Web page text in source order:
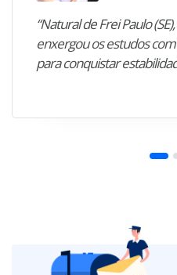
“Natural de Frei Paulo
enxergou os estudos
para conquistar